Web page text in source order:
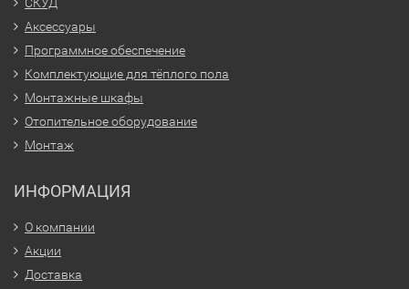
Аксессуары
Программное обеспечение
Комплектующие для тёплого пола
Монтажные шкафы
Отопительное оборудование
Монтаж
ИНФОРМАЦИЯ
О компании
Акции
Доставка